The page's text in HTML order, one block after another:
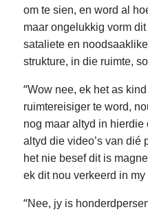
om te sien, en word al
maar ongelukkig vorm
sataliete en
strukture, in die ruimte,
“Wow nee, ek het as
ruimtereisiger te word,
nog maar altyd in
altyd die video’s van dié
het nie besef dit is
ek dit nou verkeerd in my
“Nee, jy is